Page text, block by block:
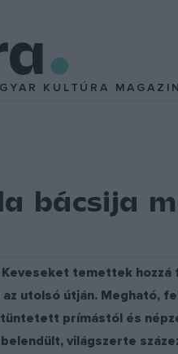
KULTÚRA MAGAZIN
bácsija
temettek
utolsó útján. Megható,
prímástól és
világszerte